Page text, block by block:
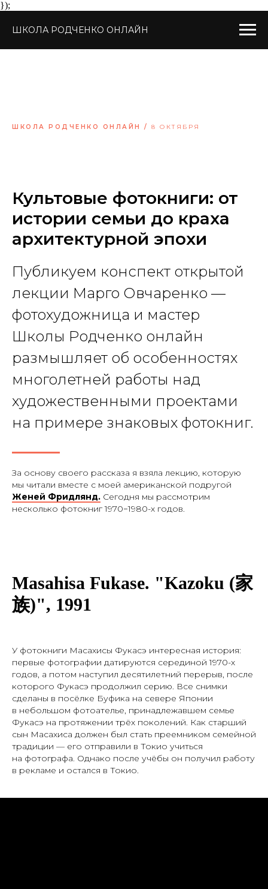
});
ШКОЛА РОДЧЕНКО ОНЛАЙН
ШКОЛА РОДЧЕНКО ОНЛАЙН / 8 ОКТЯБРЯ
Культовые фотокниги: от
истории семьи до краха
архитектурной эпохи
Публикуем конспект открытой
лекции Марго Овчаренко —
фотохудожница и мастер
Школы Родченко онлайн
размышляет об особенностях
многолетней работы над
художественными проектами
на примере знаковых фотокниг.
За основу своего рассказа я взяла лекцию, которую
мы читали вместе с моей американской подругой
Женей Фридлянд. Сегодня мы рассмотрим
несколько фотокниг 1970−1980-х годов.
Masahisa Fukase. "Kazoku (家
族)", 1991
У фотокниги Масахисы Фукасэ интересная история:
первые фотографии датируются серединой 1970-х
годов, а потом наступил десятилетний перерыв, после
которого Фукасэ продолжил серию. Все снимки
сделаны в посёлке Буфика на севере Японии
в небольшом фотоателье, принадлежавшем семье
Фукасэ на протяжении трёх поколений. Как старший
сын Масахиса должен был стать преемником семейной
традиции — его отправили в Токио учиться
на фотографа. Однако после учёбы он получил работу
в рекламе и остался в Токио.